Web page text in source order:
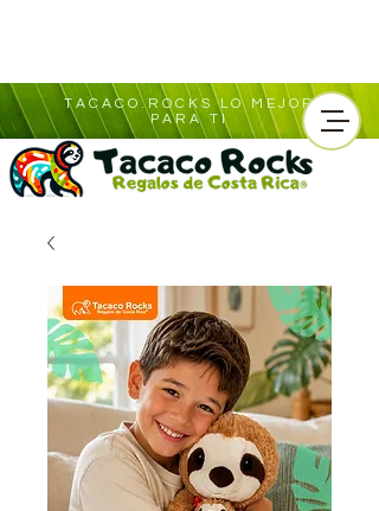
TACACO.ROCKS LO MEJOR
PARA TI